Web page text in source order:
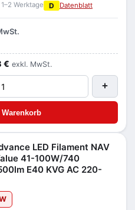
Werktage D Datenblatt
€ exkl. MwSt.
+
LED Filament NAV
41-100W/740
E40 KVG AC 220-